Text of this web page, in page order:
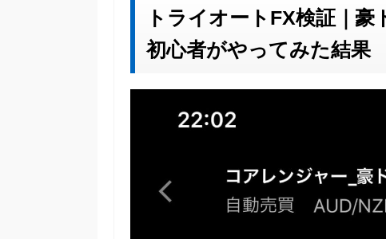
トライオートFX検証｜
初心者がやってみた結果